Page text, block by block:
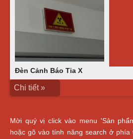
Đèn Cảnh Báo Tia X
Chi tiết »
Mời quý vị click vào menu 'Sản
hoặc gõ vào tính năng search ở